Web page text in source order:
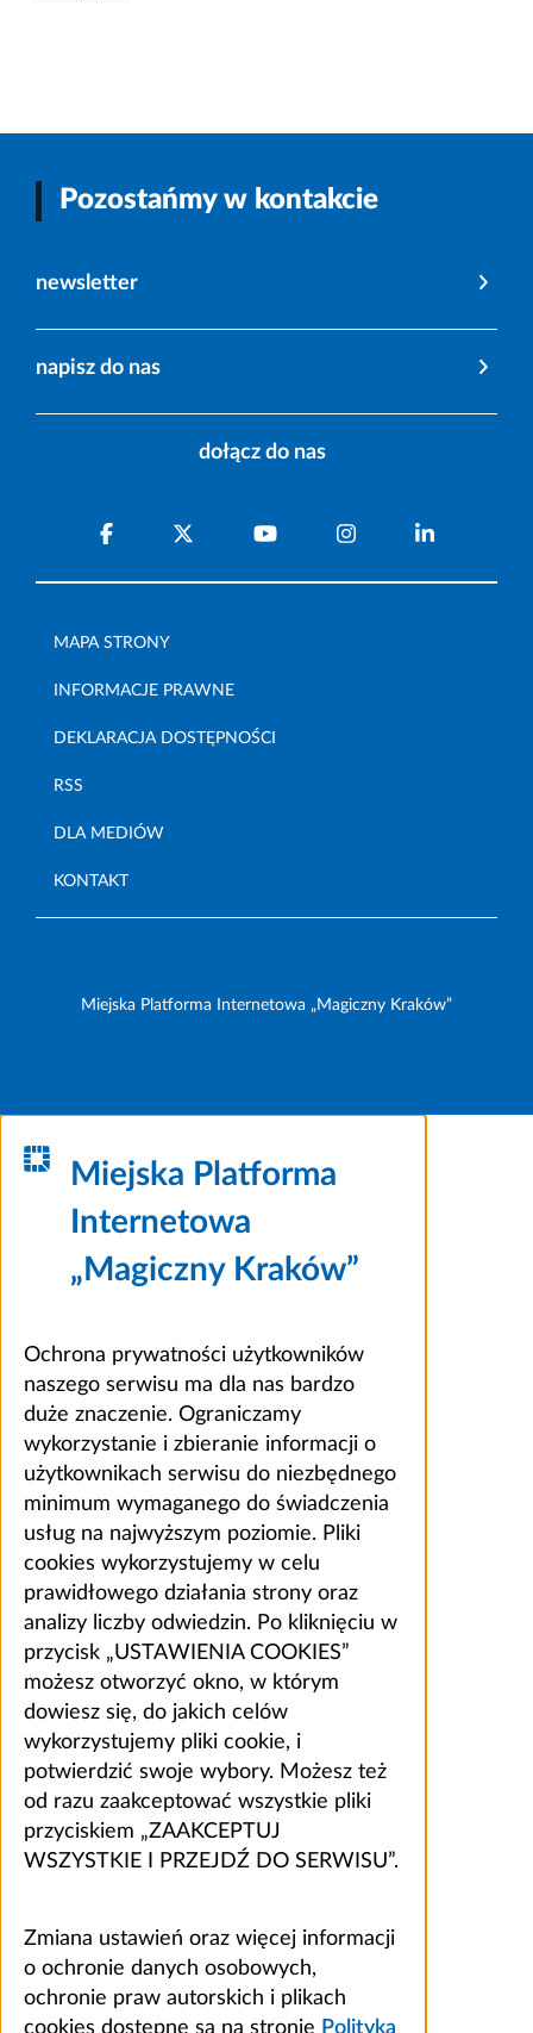
Pozostańmy w kontakcie
newsletter
napisz do nas
dołącz do nas
MAPA STRONY
INFORMACJE PRAWNE
DEKLARACJA DOSTĘPNOŚCI
RSS
DLA MEDIÓW
KONTAKT
Miejska Platforma Internetowa „Magiczny Kraków”
Miejska Platforma
Internetowa
„Magiczny Kraków”
Ochrona prywatności użytkowników
naszego serwisu ma dla nas bardzo
duże znaczenie. Ograniczamy
wykorzystanie i zbieranie informacji o
użytkownikach serwisu do niezbędnego
minimum wymaganego do świadczenia
usług na najwyższym poziomie. Pliki
cookies wykorzystujemy w celu
prawidłowego działania strony oraz
analizy liczby odwiedzin. Po kliknięciu w
przycisk „USTAWIENIA COOKIES”
możesz otworzyć okno, w którym
dowiesz się, do jakich celów
wykorzystujemy pliki cookie, i
potwierdzić swoje wybory. Możesz też
od razu zaakceptować wszystkie pliki
przyciskiem „ZAAKCEPTUJ
WSZYSTKIE I PRZEJDŹ DO SERWISU”.
Zmiana ustawień oraz więcej informacji
o ochronie danych osobowych,
ochronie praw autorskich i plikach
cookies dostępne są na stronie Polityka